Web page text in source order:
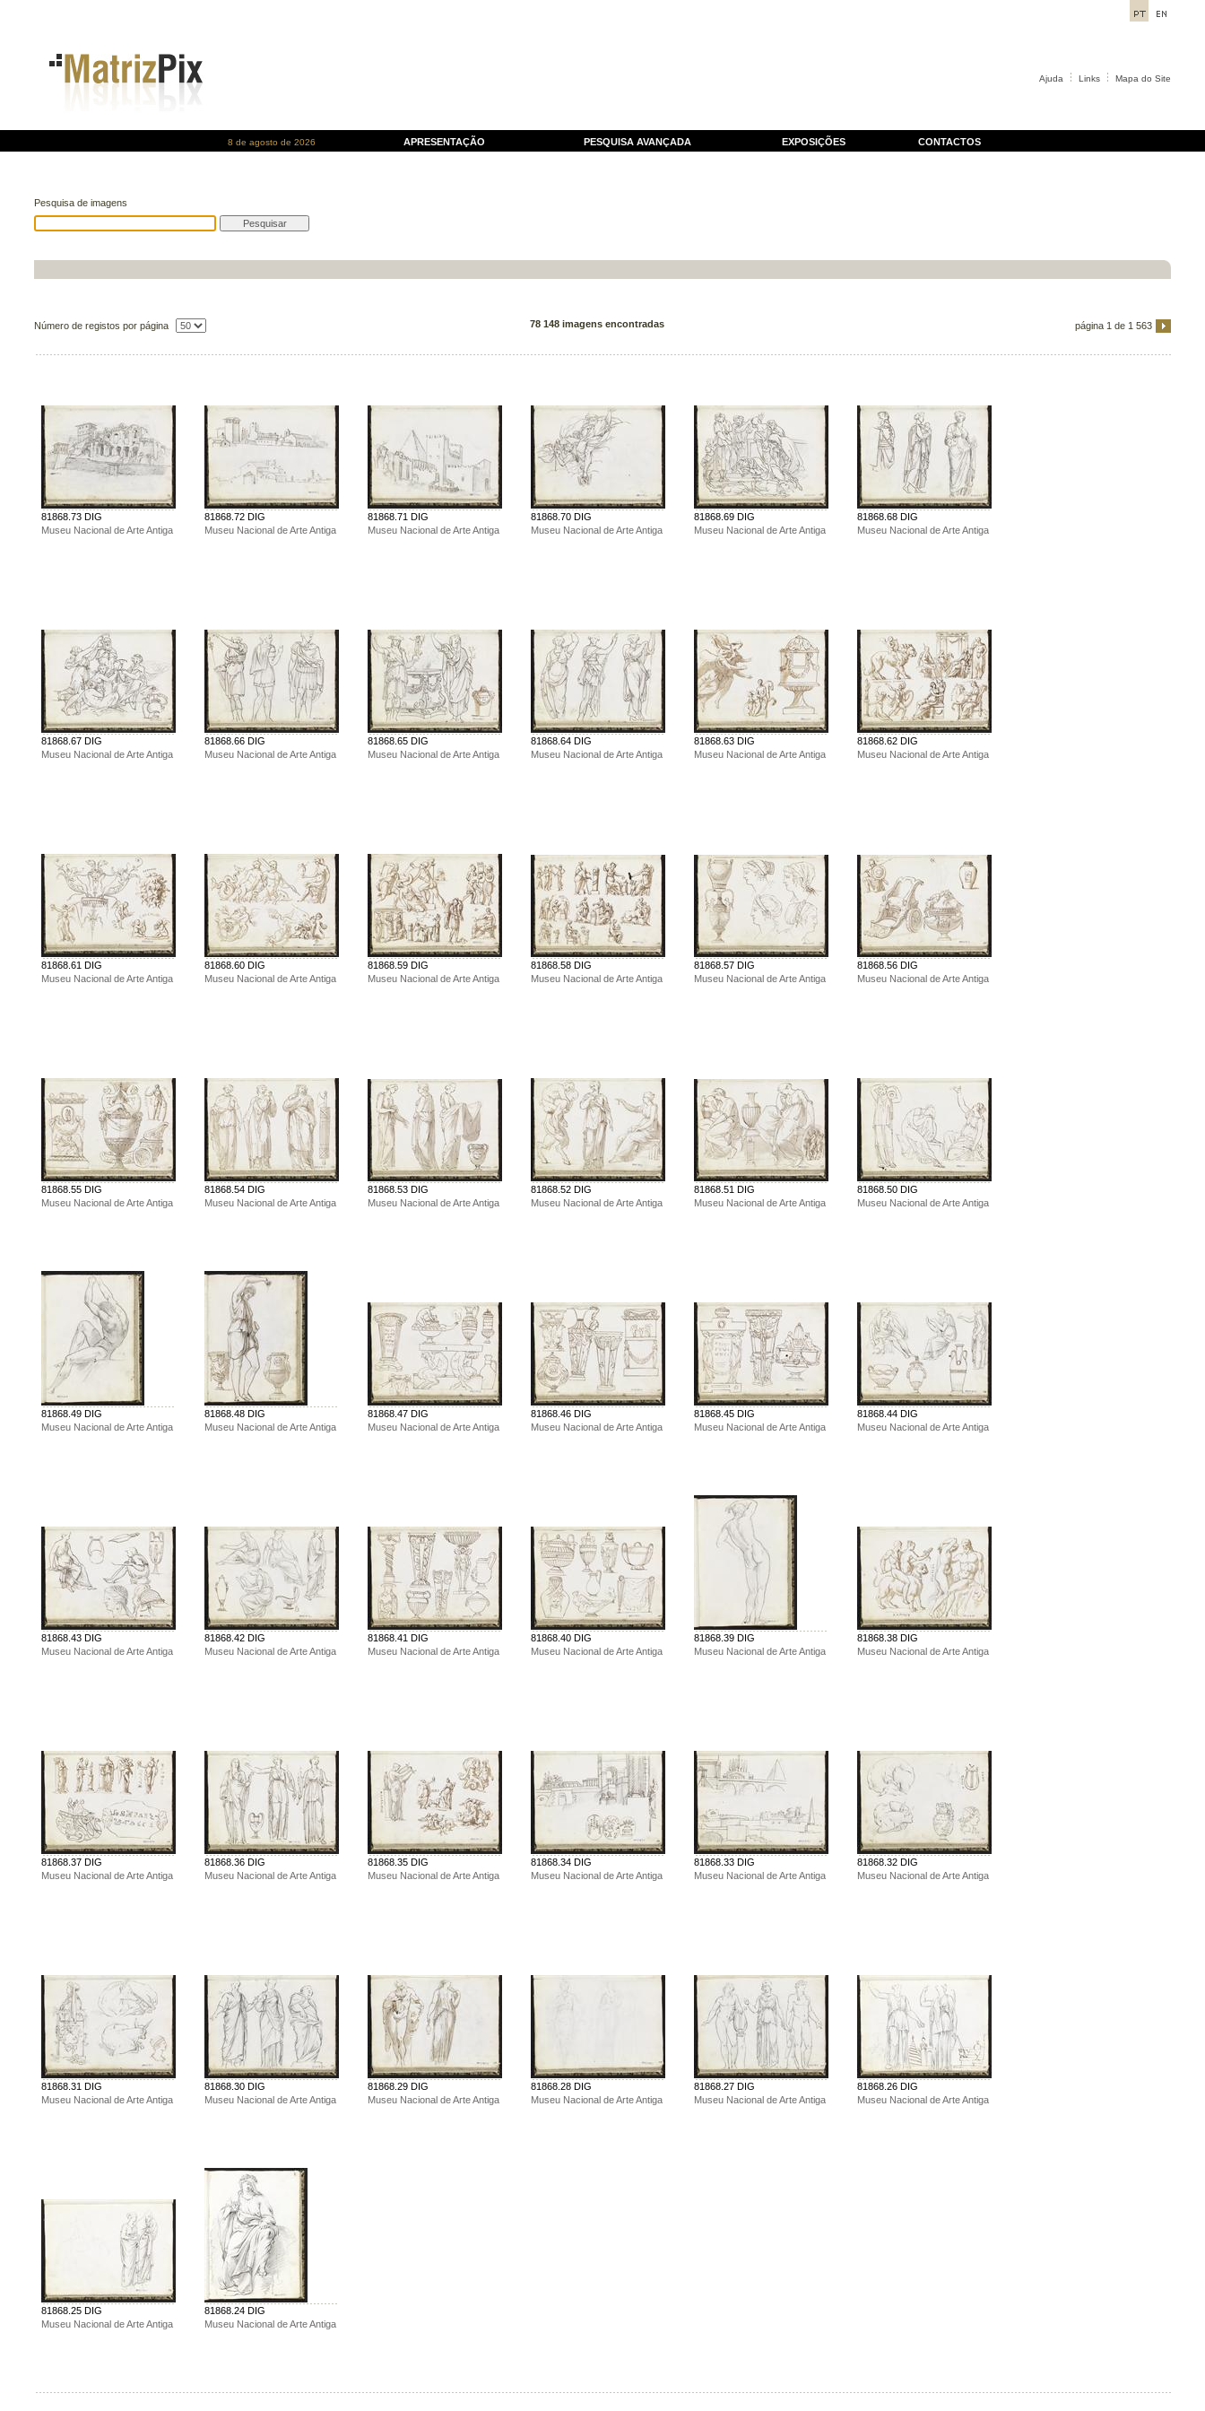
Ajuda Links Mapa do Site
8 de agosto de 2026 APRESENTAÇÃO PESQUISA AVANÇADA EXPOSIÇÕES CONTACTOS
Pesquisa de imagens
Número de registos por página 78 148 imagens encontradas página 1 de 1 563
81868.73 DIG
Museu Nacional de Arte Antiga
81868.72 DIG
Museu Nacional de Arte Antiga
81868.71 DIG
Museu Nacional de Arte Antiga
81868.70 DIG
Museu Nacional de Arte Antiga
81868.69 DIG
Museu Nacional de Arte Antiga
81868.68 DIG
Museu Nacional de Arte Antiga
81868.67 DIG
Museu Nacional de Arte Antiga
81868.66 DIG
Museu Nacional de Arte Antiga
81868.65 DIG
Museu Nacional de Arte Antiga
81868.64 DIG
Museu Nacional de Arte Antiga
81868.63 DIG
Museu Nacional de Arte Antiga
81868.62 DIG
Museu Nacional de Arte Antiga
81868.61 DIG
Museu Nacional de Arte Antiga
81868.60 DIG
Museu Nacional de Arte Antiga
81868.59 DIG
Museu Nacional de Arte Antiga
81868.58 DIG
Museu Nacional de Arte Antiga
81868.57 DIG
Museu Nacional de Arte Antiga
81868.56 DIG
Museu Nacional de Arte Antiga
81868.55 DIG
Museu Nacional de Arte Antiga
81868.54 DIG
Museu Nacional de Arte Antiga
81868.53 DIG
Museu Nacional de Arte Antiga
81868.52 DIG
Museu Nacional de Arte Antiga
81868.51 DIG
Museu Nacional de Arte Antiga
81868.50 DIG
Museu Nacional de Arte Antiga
81868.49 DIG
Museu Nacional de Arte Antiga
81868.48 DIG
Museu Nacional de Arte Antiga
81868.47 DIG
Museu Nacional de Arte Antiga
81868.46 DIG
Museu Nacional de Arte Antiga
81868.45 DIG
Museu Nacional de Arte Antiga
81868.44 DIG
Museu Nacional de Arte Antiga
81868.43 DIG
Museu Nacional de Arte Antiga
81868.42 DIG
Museu Nacional de Arte Antiga
81868.41 DIG
Museu Nacional de Arte Antiga
81868.40 DIG
Museu Nacional de Arte Antiga
81868.39 DIG
Museu Nacional de Arte Antiga
81868.38 DIG
Museu Nacional de Arte Antiga
81868.37 DIG
Museu Nacional de Arte Antiga
81868.36 DIG
Museu Nacional de Arte Antiga
81868.35 DIG
Museu Nacional de Arte Antiga
81868.34 DIG
Museu Nacional de Arte Antiga
81868.33 DIG
Museu Nacional de Arte Antiga
81868.32 DIG
Museu Nacional de Arte Antiga
81868.31 DIG
Museu Nacional de Arte Antiga
81868.30 DIG
Museu Nacional de Arte Antiga
81868.29 DIG
Museu Nacional de Arte Antiga
81868.28 DIG
Museu Nacional de Arte Antiga
81868.27 DIG
Museu Nacional de Arte Antiga
81868.26 DIG
Museu Nacional de Arte Antiga
81868.25 DIG
Museu Nacional de Arte Antiga
81868.24 DIG
Museu Nacional de Arte Antiga